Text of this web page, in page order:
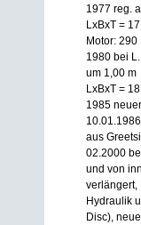
1977 reg.
LxBxT =
Motor:
1980 bei
um 1,00 m
LxBxT =
1985
aus
02.2000
und von
verlängert,
Hydraulik
Disc),